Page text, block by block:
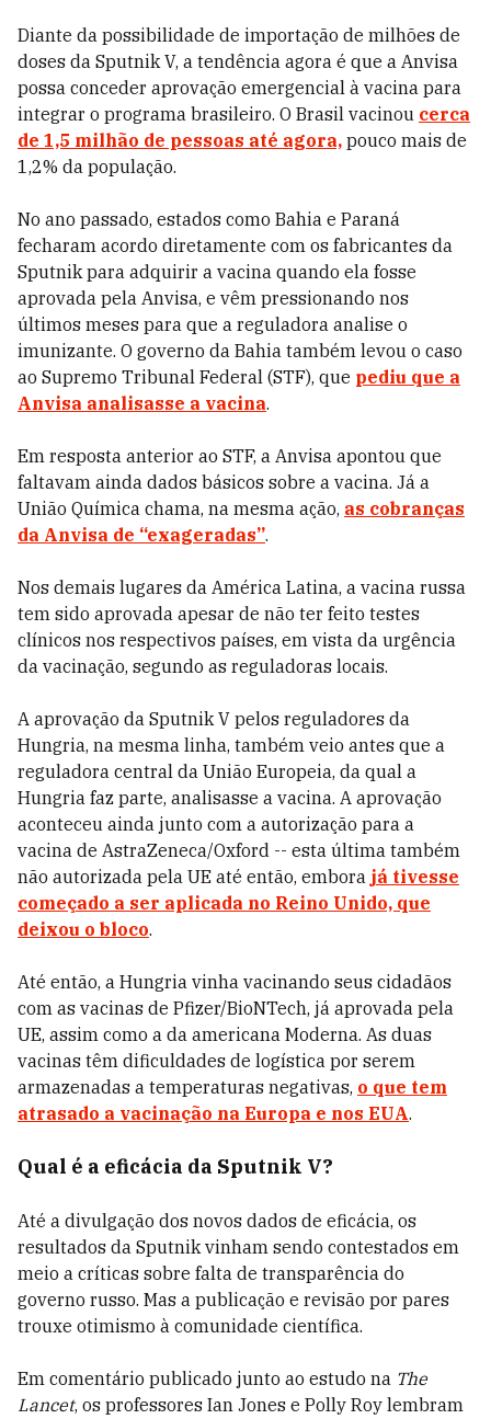
Diante da possibilidade de importação de milhões de
doses da Sputnik V, a tendência agora é que a Anvisa
possa conceder aprovação emergencial à vacina para
integrar o programa brasileiro. O Brasil vacinou cerca
de 1,5 milhão de pessoas até agora, pouco mais de
1,2% da população.
No ano passado, estados como Bahia e Paraná
fecharam acordo diretamente com os fabricantes da
Sputnik para adquirir a vacina quando ela fosse
aprovada pela Anvisa, e vêm pressionando nos
últimos meses para que a reguladora analise o
imunizante. O governo da Bahia também levou o caso
ao Supremo Tribunal Federal (STF), que pediu que a
Anvisa analisasse a vacina.
Em resposta anterior ao STF, a Anvisa apontou que
faltavam ainda dados básicos sobre a vacina. Já a
União Química chama, na mesma ação, as cobranças
da Anvisa de “exageradas”.
Nos demais lugares da América Latina, a vacina russa
tem sido aprovada apesar de não ter feito testes
clínicos nos respectivos países, em vista da urgência
da vacinação, segundo as reguladoras locais.
A aprovação da Sputnik V pelos reguladores da
Hungria, na mesma linha, também veio antes que a
reguladora central da União Europeia, da qual a
Hungria faz parte, analisasse a vacina. A aprovação
aconteceu ainda junto com a autorização para a
vacina de AstraZeneca/Oxford -- esta última também
não autorizada pela UE até então, embora já tivesse
começado a ser aplicada no Reino Unido, que
deixou o bloco.
Até então, a Hungria vinha vacinando seus cidadãos
com as vacinas de Pfizer/BioNTech, já aprovada pela
UE, assim como a da americana Moderna. As duas
vacinas têm dificuldades de logística por serem
armazenadas a temperaturas negativas, o que tem
atrasado a vacinação na Europa e nos EUA.
Qual é a eficácia da Sputnik V?
Até a divulgação dos novos dados de eficácia, os
resultados da Sputnik vinham sendo contestados em
meio a críticas sobre falta de transparência do
governo russo. Mas a publicação e revisão por pares
trouxe otimismo à comunidade científica.
Em comentário publicado junto ao estudo na The
Lancet, os professores Ian Jones e Polly Roy lembram